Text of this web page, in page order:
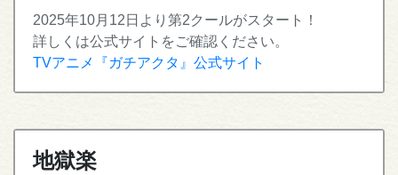
2025年10月12日より第2クールがスタート！
詳しくは公式サイトをご確認ください。
TVアニメ『ガチアクタ』公式サイト
地獄楽